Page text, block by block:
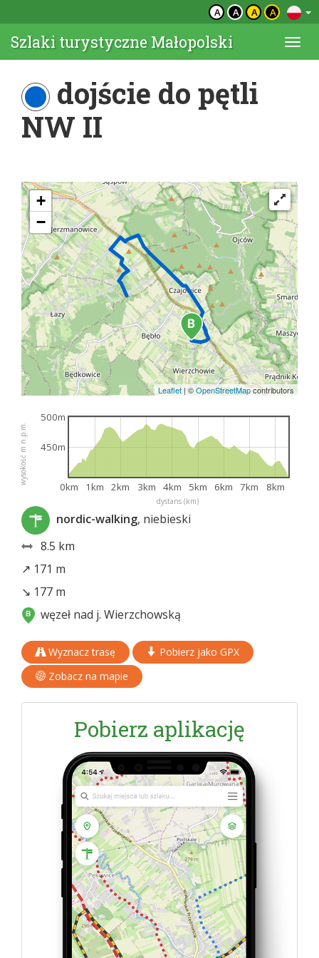
A A A A
Szlaki turystyczne Małopolski
dojście do pętli
NW II
+
−
Leaflet |©OpenStreetMapcontributors
dystans (km)
wysokość m n.p.m.
0km 1km 2km 3km 4km 5km 6km 7km 8km
450m
500m
nordic-walking, niebieski
8.5 km
↗ 171 m
↘ 177 m
węzeł nad j. Wierzchowską
Wyznacz trasę
Pobierz jako GPX
Zobacz na mapie
Pobierz aplikację